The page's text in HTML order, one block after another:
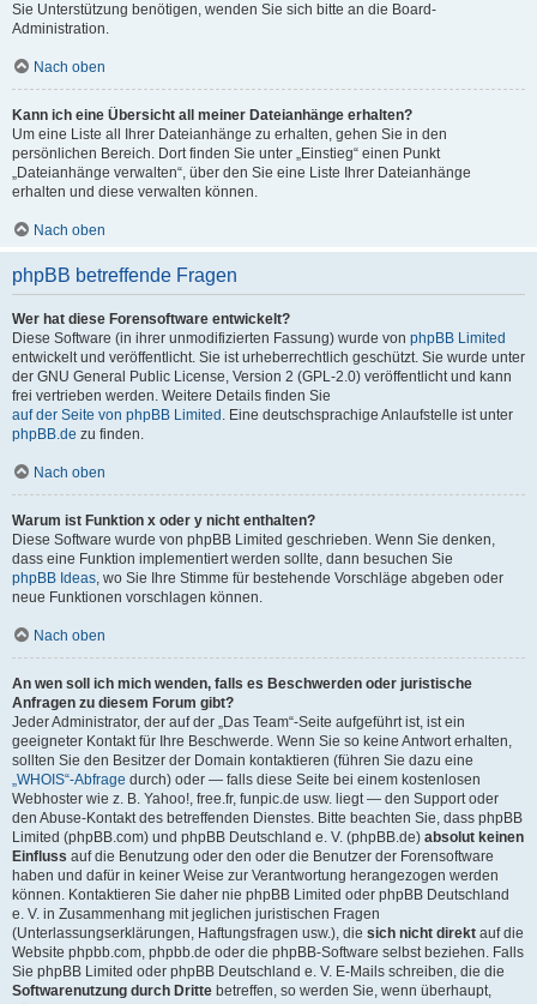
Sie Unterstützung benötigen, wenden Sie sich bitte an die Board-
Administration.
Nach oben
Kann ich eine Übersicht all meiner Dateianhänge erhalten?
Um eine Liste all Ihrer Dateianhänge zu erhalten, gehen Sie in den
persönlichen Bereich. Dort finden Sie unter „Einstieg“ einen Punkt
„Dateianhänge verwalten“, über den Sie eine Liste Ihrer Dateianhänge
erhalten und diese verwalten können.
Nach oben
phpBB betreffende Fragen
Wer hat diese Forensoftware entwickelt?
Diese Software (in ihrer unmodifizierten Fassung) wurde von phpBB Limited
entwickelt und veröffentlicht. Sie ist urheberrechtlich geschützt. Sie wurde unter
der GNU General Public License, Version 2 (GPL-2.0) veröffentlicht und kann
frei vertrieben werden. Weitere Details finden Sie
auf der Seite von phpBB Limited . Eine deutschsprachige Anlaufstelle ist unter
phpBB.de zu finden.
Nach oben
Warum ist Funktion x oder y nicht enthalten?
Diese Software wurde von phpBB Limited geschrieben. Wenn Sie denken,
dass eine Funktion implementiert werden sollte, dann besuchen Sie
phpBB Ideas, wo Sie Ihre Stimme für bestehende Vorschläge abgeben oder
neue Funktionen vorschlagen können.
Nach oben
An wen soll ich mich wenden, falls es Beschwerden oder juristische
Anfragen zu diesem Forum gibt?
Jeder Administrator, der auf der „Das Team“-Seite aufgeführt ist, ist ein
geeigneter Kontakt für Ihre Beschwerde. Wenn Sie so keine Antwort erhalten,
sollten Sie den Besitzer der Domain kontaktieren (führen Sie dazu eine
„WHOIS“-Abfrage durch) oder — falls diese Seite bei einem kostenlosen
Webhoster wie z. B. Yahoo!, free.fr, funpic.de usw. liegt — den Support oder
den Abuse-Kontakt des betreffenden Dienstes. Bitte beachten Sie, dass phpBB
Limited (phpBB.com) und phpBB Deutschland e. V. (phpBB.de) absolut keinen
Einfluss auf die Benutzung oder den oder die Benutzer der Forensoftware
haben und dafür in keiner Weise zur Verantwortung herangezogen werden
können. Kontaktieren Sie daher nie phpBB Limited oder phpBB Deutschland
e. V. in Zusammenhang mit jeglichen juristischen Fragen
(Unterlassungserklärungen, Haftungsfragen usw.), die sich nicht direkt auf die
Website phpbb.com, phpbb.de oder die phpBB-Software selbst beziehen. Falls
Sie phpBB Limited oder phpBB Deutschland e. V. E-Mails schreiben, die die
Softwarenutzung durch Dritte betreffen, so werden Sie, wenn überhaupt,